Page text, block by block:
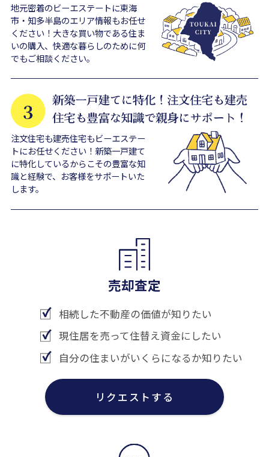
地元密着のビーエステートに東海
市・知多半島のエリア情報もお任せ
ください！大きな買い物である住ま
いの購入、快適な暮らしのために何
でもご相談ください。
注文住宅も建売住宅もビーエステー
トにお任せください！新築一戸建て
に特化しているからこその豊富な知
識と経験で、お客様をサポートいた
します。
売却査定
相続した不動産の価値が知りたい
現住居を売って住替え資金にしたい
自分の住まいがいくらになるか知りたい
リクエストする